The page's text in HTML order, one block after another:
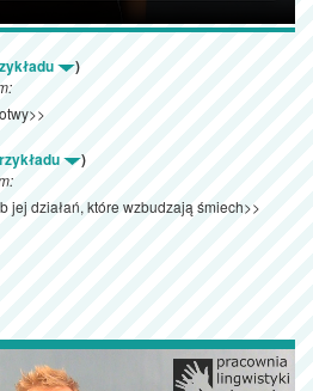
)
)
jej działań, które wzbudzają śmiech>>